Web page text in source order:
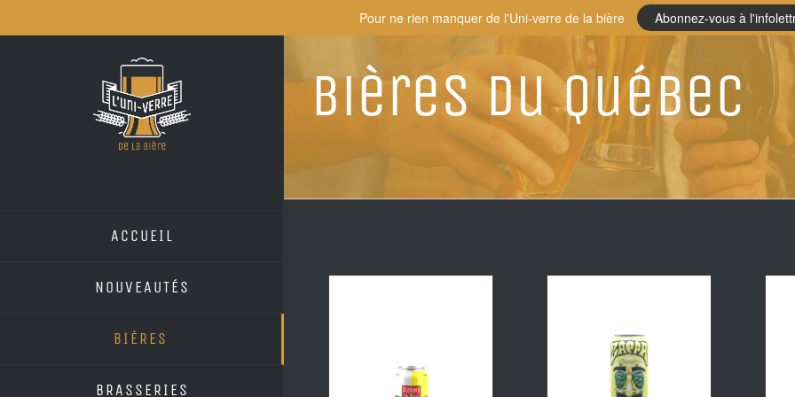
to
ACCUEIL
NOUVEAUTÉS
BIÈRES
BRASSERIES
Bières du Québec
Pour ne rien manquer de l'Uni-verre de la bière Abonnez-vous à